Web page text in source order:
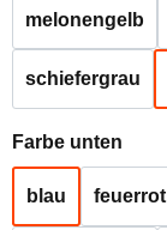
melonengelb
schiefergrau
Farbe unten
blau feuerrot